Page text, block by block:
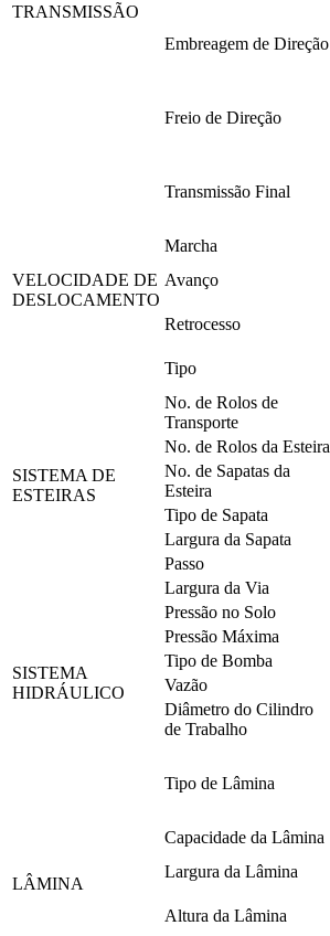
TRANSMISSÃO
Embreagem de Direção
Freio de Direção
Transmissão Final
VELOCIDADE DE
DESLOCAMENTO
Marcha
Avanço
Retrocesso
SISTEMA DE
ESTEIRAS
Tipo
No. de Rolos de
Transporte
No. de Rolos da Esteira
No. de Sapatas da
Esteira
Tipo de Sapata
Largura da Sapata
Passo
Largura da Via
Pressão no Solo
SISTEMA
HIDRÁULICO
Pressão Máxima
Tipo de Bomba
Vazão
Diâmetro do Cilindro
de Trabalho
LÂMINA
Tipo de Lâmina
Capacidade da Lâmina
Largura da Lâmina
Altura da Lâmina